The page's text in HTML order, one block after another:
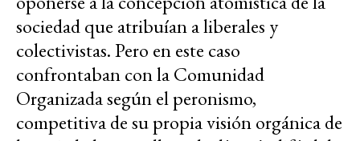
sociedad que atribuían a liberales y
colectivistas. Pero en este caso
confrontaban con la Comunidad
Organizada según el peronismo,
competitiva de su propia visión orgánica de